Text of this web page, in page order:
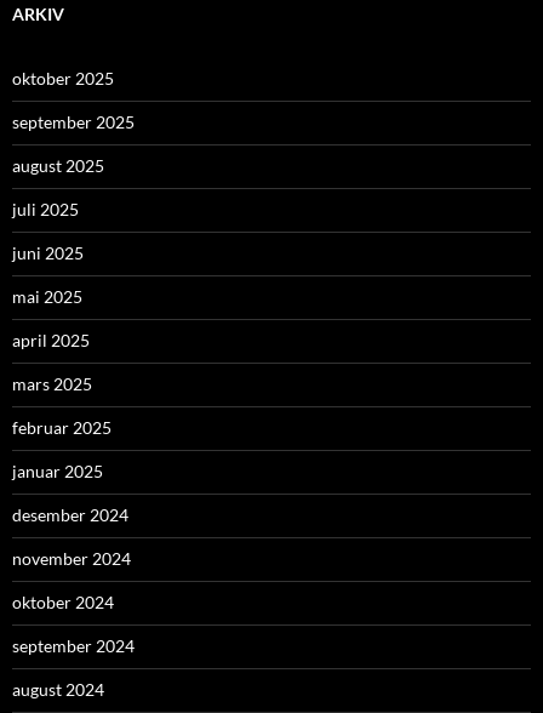
ARKIV
oktober 2025
september 2025
august 2025
juli 2025
juni 2025
mai 2025
april 2025
mars 2025
februar 2025
januar 2025
desember 2024
november 2024
oktober 2024
september 2024
august 2024